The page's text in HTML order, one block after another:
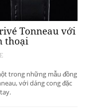
Tonneau với
thoại
trong những mẫu đồng
với dáng cong đặc